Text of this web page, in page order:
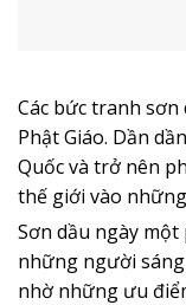
Các bứctranh sơn
Phật Giáo. Dần
Quốc và trở nên
thế giới vào
Sơn dầu ngày
những người
nhờ những ưu